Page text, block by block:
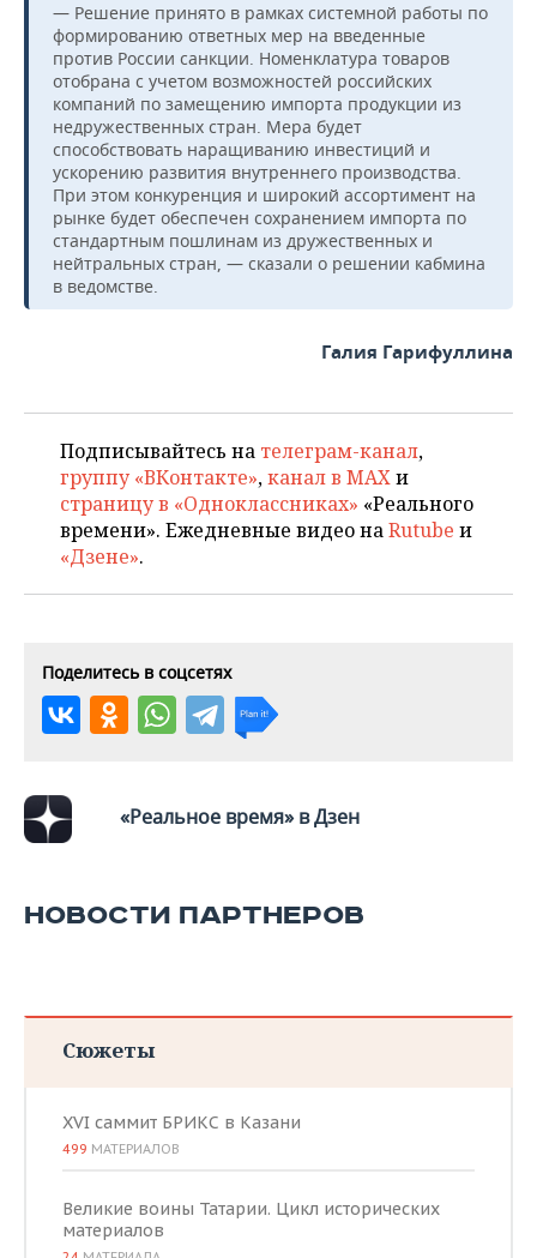
— Решение принято в рамках системной работы по
формированию ответных мер на введенные
против России санкции. Номенклатура товаров
отобрана с учетом возможностей российских
компаний по замещению импорта продукции из
недружественных стран. Мера будет
способствовать наращиванию инвестиций и
ускорению развития внутреннего производства.
При этом конкуренция и широкий ассортимент на
рынке будет обеспечен сохранением импорта по
стандартным пошлинам из дружественных и
нейтральных стран, — сказали о решении кабмина
в ведомстве.
Галия Гарифуллина
Подписывайтесь на телеграм-канал,
группу «ВКонтакте»,канал в MAXи
страницу в «Одноклассниках» «Реального
времени». Ежедневные видео наRutube и
«Дзене».
Поделитесь в соцсетях
«Реальное время» в Дзен
НОВОСТИ ПАРТНЕРОВ
Сюжеты
XVI саммит БРИКС в Казани
499 МАТЕРИАЛОВ
Великие воины Татарии. Цикл исторических
материалов